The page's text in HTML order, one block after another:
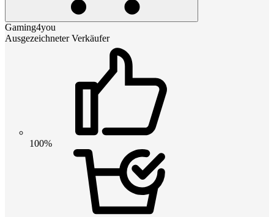
Gaming4you
Ausgezeichneter Verkäufer
100%